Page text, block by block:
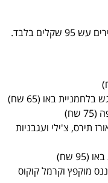
בתפריט מבחר מנות קטנות-בינוניות במחירים עש 95 שקלים בלבד.
באו (65 שח)
שח)
תירס, צ'ילי ועגבניות
שח)
מוקפץ וקרמל קוקוס